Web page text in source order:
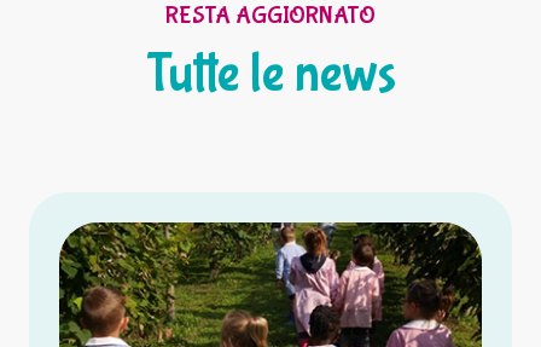
RESTA AGGIORNATO
Tutte le news